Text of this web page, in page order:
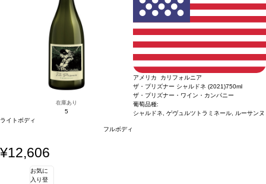
在庫あり
5
ライトボディ
フルボディ
アメリカ カリフォルニア
ザ・プリズナー シャルドネ (2021)750ml
ザ・プリズナー・ワイン・カンパニー
葡萄品種:
シャルドネ, ゲヴュルツトラミネール, ルーサンヌ
¥12,606
お気に
入り登